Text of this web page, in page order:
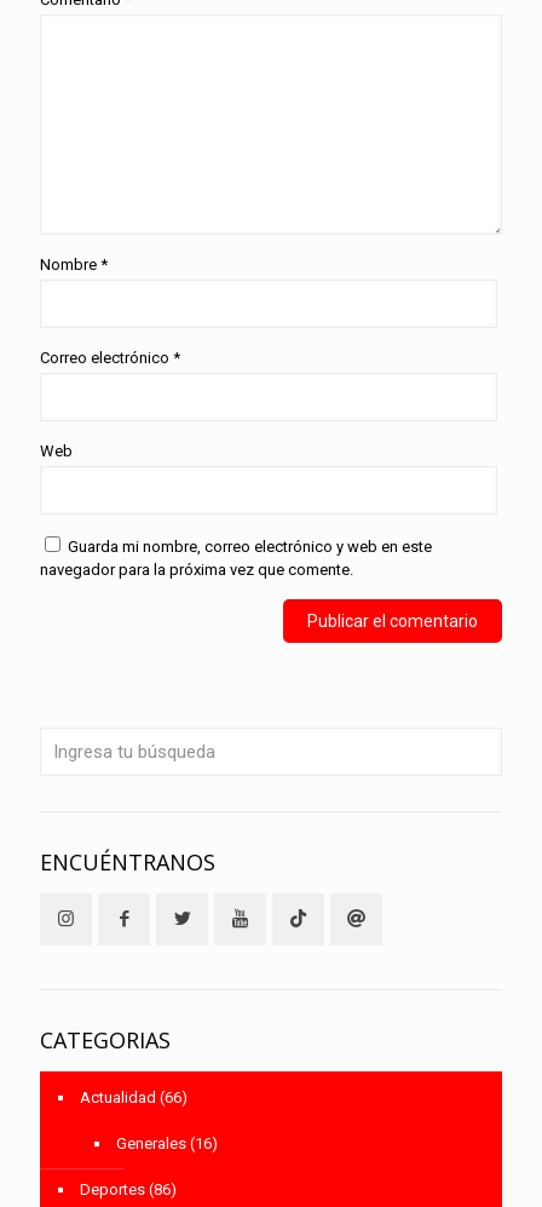
Nombre *
Correo electrónico *
Web
Guarda mi nombre, correo electrónico y web en este
navegador para la próxima vez que comente.
ENCUÉNTRANOS
CATEGORIAS
Actualidad (66)
Generales (16)
Deportes (86)